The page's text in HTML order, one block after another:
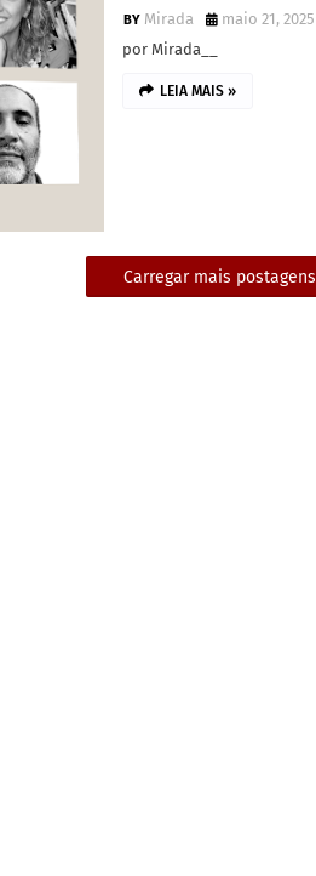
Mirada
maio 21, 2025
por Mirada__
LEIA MAIS »
Carregar mais postagens